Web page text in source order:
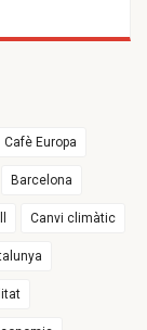
Cafè Europa
Barcelona
Canvi climàtic